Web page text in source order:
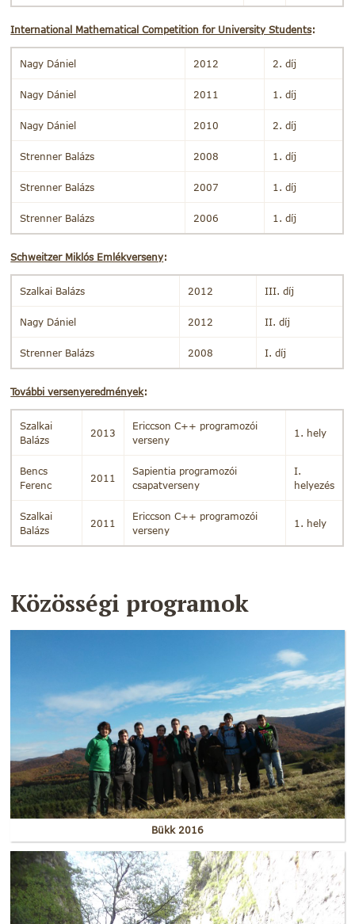
International Mathematical Competition for University Students:
Nagy Dániel 2012 2. díj
Nagy Dániel 2011 1. díj
Nagy Dániel 2010 2. díj
Strenner Balázs 2008 1. díj
Strenner Balázs 2007 1. díj
Strenner Balázs 2006 1. díj
Schweitzer Miklós Emlékverseny:
Szalkai Balázs 2012 III. díj
Nagy Dániel 2012 II. díj
Strenner Balázs 2008 I. díj
További versenyeredmények:
Szalkai
Balázs
2013
Ericcson C++ programozói
verseny
1. hely
Bencs
Ferenc
2011
Sapientia programozói
csapatverseny
I.
helyezés
Szalkai
Balázs
2011
Ericcson C++ programozói
verseny
1. hely
Közösségi programok
Bükk 2016